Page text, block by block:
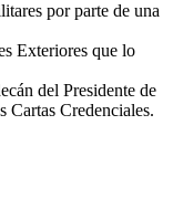
por parte de una
Exteriores que lo
del Presidente de
Cartas Credenciales.